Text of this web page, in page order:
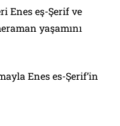
Enes eş-Şerif ve
yaşamını
Enes es-Şerif’in